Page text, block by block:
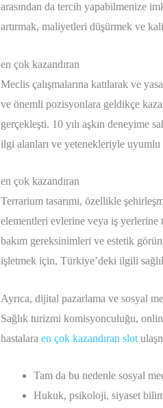
arasından da tercih yapabilmenize
artırmak, maliyetleri düşürmek ve
en çok kazandıran
Meclis çalışmalarına katılarak ve
ve önemli pozisyonlara geldikçe
gerçekleşti. 10 yılı aşkın deneyime
ilgi alanları ve yetenekleriyle uyumlu
en çok kazandıran
Terrarium tasarımı, özellikle
elementleri evlerine veya iş yerlerine
bakım gereksinimleri ve estetik
işletmek için, Türkiye’deki ilgili
Ayrıca, dijital pazarlama ve sosyal
Sağlık turizmi komisyonculuğu,
hastalara en çok kazandıran slot
Tam da bu nedenle sosyal
Hukuk, psikoloji, siyaset